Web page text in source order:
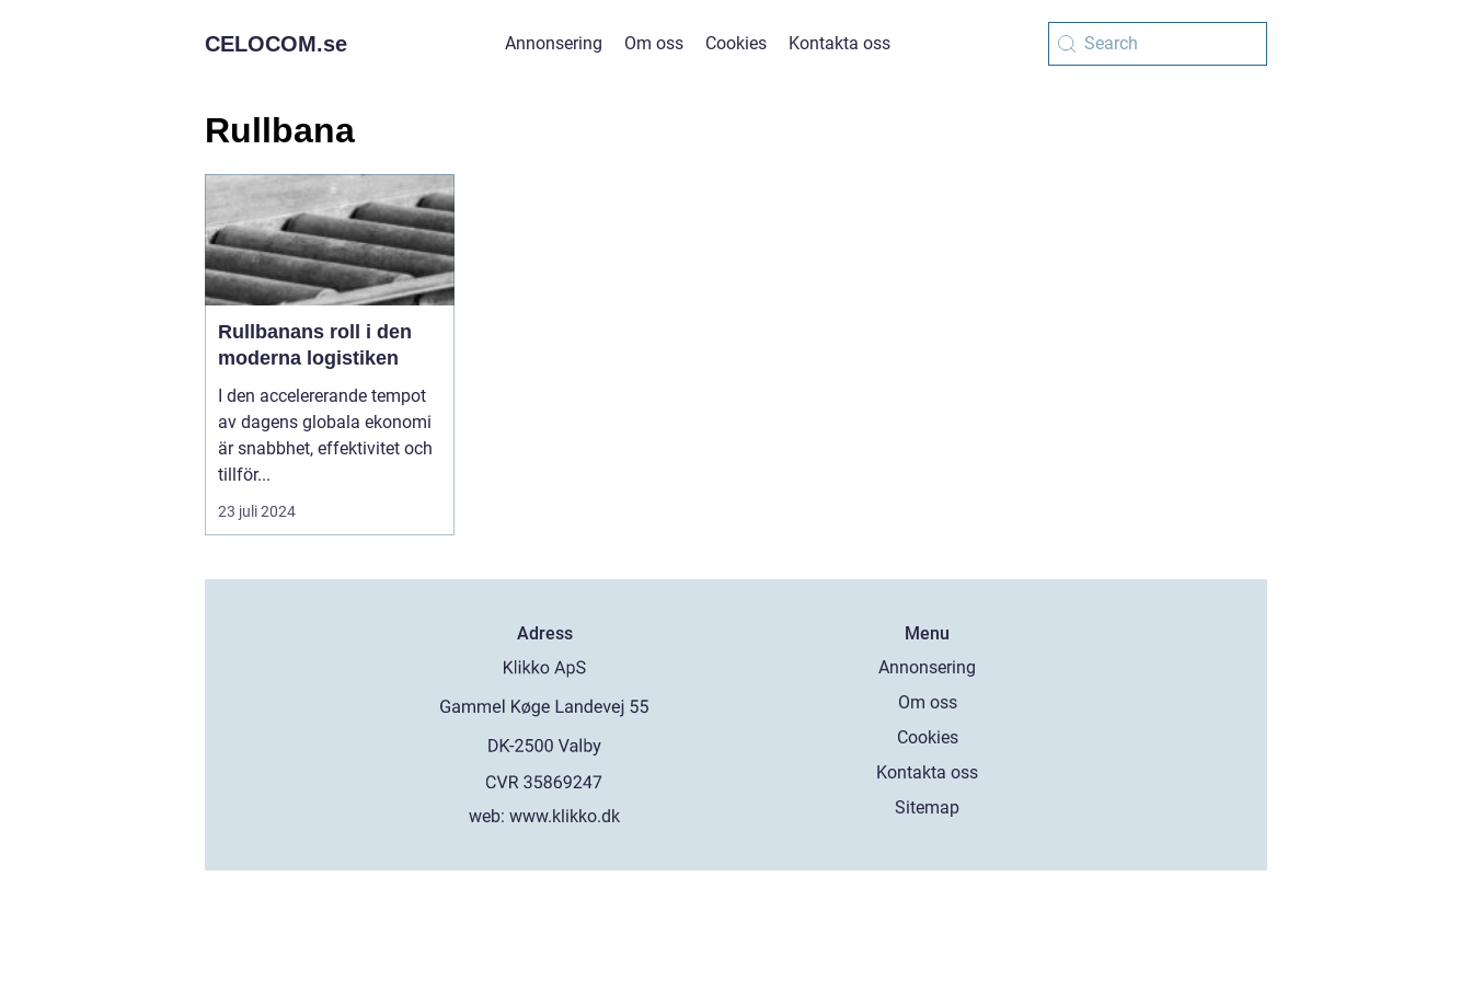
CELOCOM.se Annonsering Om oss Cookies Kontakta oss
Rullbana
Rullbanans roll i den
moderna logistiken
I den accelererande tempot
av dagens globala ekonomi
är snabbhet, effektivitet och
tillför...
23 juli 2024
Adress
web:www.klikko.dk
Menu
Annonsering
Om oss
Cookies
Kontakta oss
Sitemap